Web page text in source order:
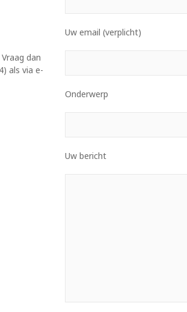
dan
als via e-
Uw email (verplicht)
Onderwerp
Uw bericht